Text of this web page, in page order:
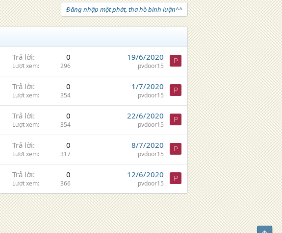
Đăng nhập một phát, tha hồ bình luận^^
Trả lời 0
Lượt xem 296
19/6/2020
pvdoor15
P
Trả lời 0
Lượt xem 354
1/7/2020
pvdoor15
P
Trả lời 0
Lượt xem 354
22/6/2020
pvdoor15
P
Trả lời 0
Lượt xem 317
8/7/2020
pvdoor15
P
Trả lời 0
Lượt xem 366
12/6/2020
pvdoor15
P